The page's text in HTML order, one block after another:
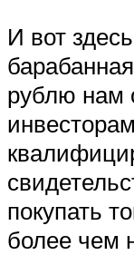
И вот
рублю нам
покупать
более чем